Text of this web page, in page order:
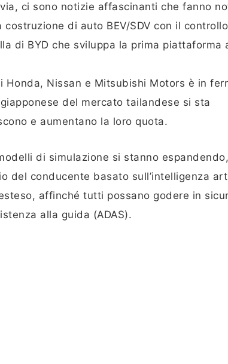
ci sono notizie affascinanti che fanno
di auto BEV/SDV con il controllo
di BYD che sviluppa la prima piattaforma
Honda, Nissan e Mitsubishi Motors è in
del mercato tailandese si sta
e aumentano la loro quota.
di simulazione si stanno
del conducente basato sull’intelligenza
affinché tutti possano godere in
alla guida (ADAS).